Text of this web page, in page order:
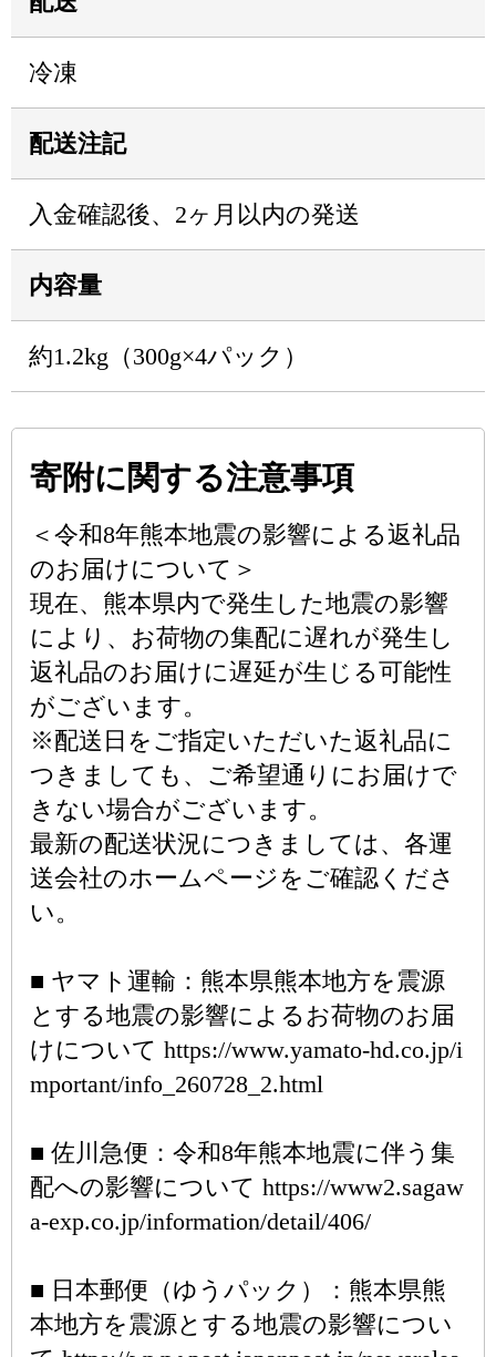
冷凍
配送注記
入金確認後、2ヶ月以内の発送
内容量
約1.2kg（300g×4パック）
寄附に関する注意事項
＜令和8年熊本地震の影響による返礼品
のお届けについて＞
現在、熊本県内で発生した地震の影響
により、お荷物の集配に遅れが発生し
返礼品のお届けに遅延が生じる可能性
がございます。
※配送日をご指定いただいた返礼品に
つきましても、ご希望通りにお届けで
きない場合がございます。
最新の配送状況につきましては、各運
送会社のホームページをご確認くださ
い。
■ ヤマト運輸：熊本県熊本地方を震源
とする地震の影響によるお荷物のお届
けについて https://www.yamato-hd.co.jp/i
mportant/info_260728_2.html
■ 佐川急便：令和8年熊本地震に伴う集
配への影響について https://www2.sagaw
a-exp.co.jp/information/detail/406/
■ 日本郵便（ゆうパック）：熊本県熊
本地方を震源とする地震の影響につい